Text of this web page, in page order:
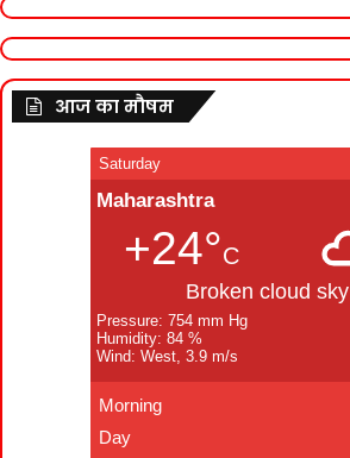
आज का मौषम
Saturday
Maharashtra
+24°C
Broken cloud sky
Pressure: 754 mm Hg
Humidity: 84 %
Wind: West, 3.9 m/s
Morning
Day